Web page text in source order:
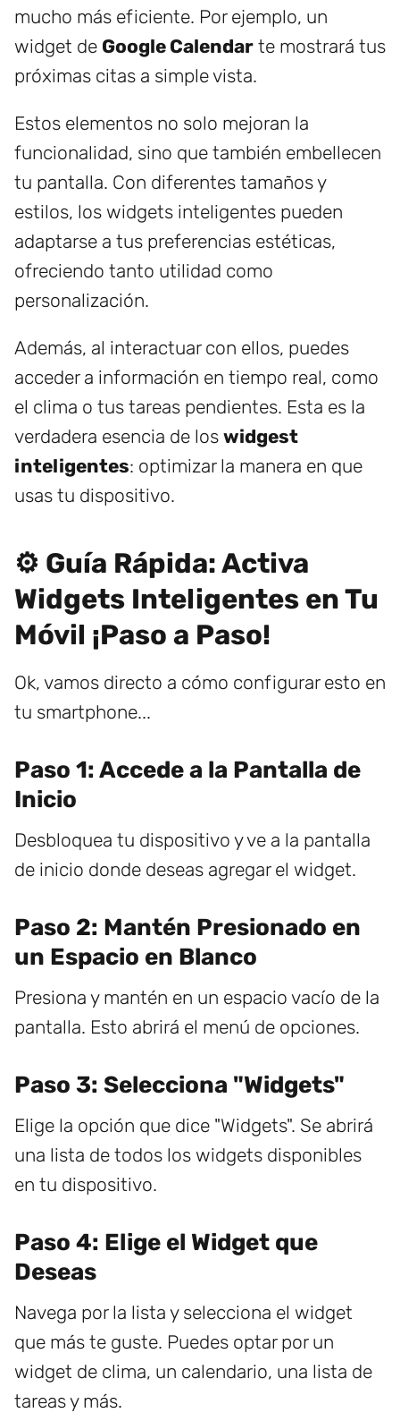
mucho más eficiente. Por ejemplo, un
widget de Google Calendar te mostrará tus
próximas citas a simple vista.
Estos elementos no solo mejoran la
funcionalidad, sino que también embellecen
tu pantalla. Con diferentes tamaños y
estilos, los widgets inteligentes pueden
adaptarse a tus preferencias estéticas,
ofreciendo tanto utilidad como
personalización.
Además, al interactuar con ellos, puedes
acceder a información en tiempo real, como
el clima o tus tareas pendientes. Esta es la
verdadera esencia de los widgest
inteligentes: optimizar la manera en que
usas tu dispositivo.
⚙️ Guía Rápida: Activa
Widgets Inteligentes en Tu
Móvil ¡Paso a Paso!
Ok, vamos directo a cómo configurar esto en
tu smartphone...
Paso 1: Accede a la Pantalla de
Inicio
Desbloquea tu dispositivo y ve a la pantalla
de inicio donde deseas agregar el widget.
Paso 2: Mantén Presionado en
un Espacio en Blanco
Presiona y mantén en un espacio vacío de la
pantalla. Esto abrirá el menú de opciones.
Paso 3: Selecciona "Widgets"
Elige la opción que dice "Widgets". Se abrirá
una lista de todos los widgets disponibles
en tu dispositivo.
Paso 4: Elige el Widget que
Deseas
Navega por la lista y selecciona el widget
que más te guste. Puedes optar por un
widget de clima, un calendario, una lista de
tareas y más.